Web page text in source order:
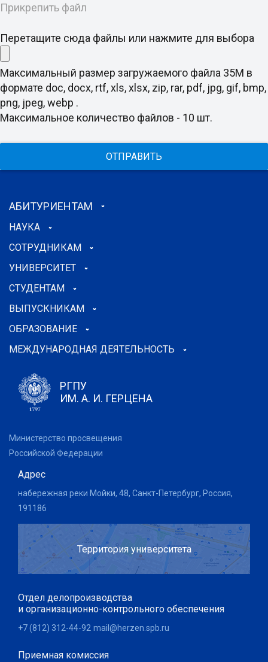
Прикрепить файл
Перетащите сюда файлы или нажмите для выбора
Максимальный размер загружаемого файла 35M в
формате doc, docx, rtf, xls, xlsx, zip, rar, pdf, jpg, gif, bmp,
png, jpeg, webp .
Максимальное количество файлов - 10 шт.
ОТПРАВИТЬ
АБИТУРИЕНТАМ
НАУКА
СОТРУДНИКАМ
УНИВЕРСИТЕТ
СТУДЕНТАМ
ВЫПУСКНИКАМ
ОБРАЗОВАНИЕ
МЕЖДУНАРОДНАЯ ДЕЯТЕЛЬНОСТЬ
РГПУ
ИМ. А. И. ГЕРЦЕНА
Министерство просвещения
Российской Федерации
Адрес
набережная реки Мойки, 48, Санкт-Петербург, Россия,
191186
Территория университета
Отдел делопроизводства
и организационно-контрольного обеспечения
+7 (812) 312-44-92 mail@herzen.spb.ru
Приемная комиссия